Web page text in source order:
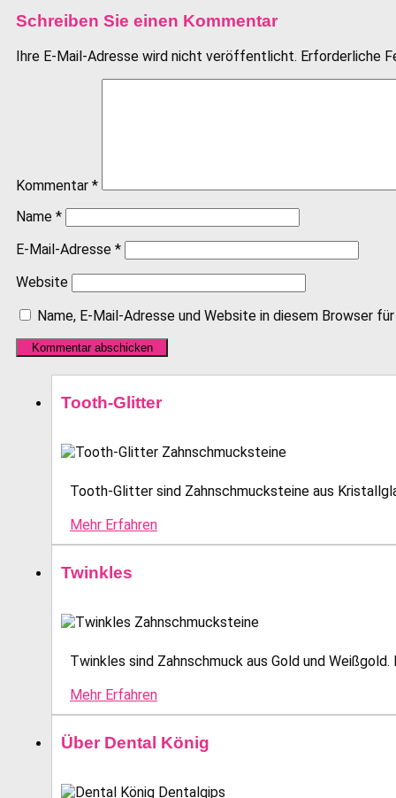
Schreiben Sie einen Kommentar
Ihre E-Mail-Adresse wird nicht veröffentlicht. Erforderliche
Kommentar *
Name *
E-Mail-Adresse *
Website
Name, E-Mail-Adresse und Website in diesem Browser
Tooth-Glitter
Tooth-Glitter sind Zahnschmucksteine aus
Mehr Erfahren
Twinkles
Twinkles sind Zahnschmuck aus Gold und
Mehr Erfahren
Über Dental König